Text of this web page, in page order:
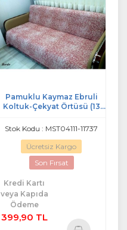
Pamuklu Kaymaz Ebruli
Koltuk-Çekyat Örtüsü (13
Stok Kodu : MST04111-11737
Ücretsiz Kargo
Son Fırsat
Kredi Kartı
veya Kapıda
Ödeme
399,90 TL